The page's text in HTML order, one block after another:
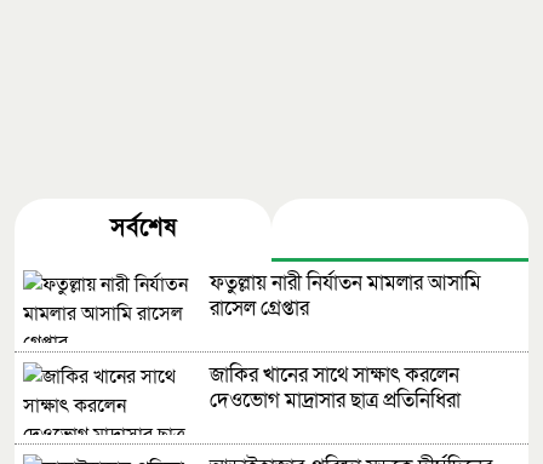
সর্বশেষ
ফতুল্লায় নারী নির্যাতন মামলার আসামি
রাসেল গ্রেপ্তার
জাকির খানের সাথে সাক্ষাৎ করলেন
দেওভোগ মাদ্রাসার ছাত্র প্রতিনিধিরা